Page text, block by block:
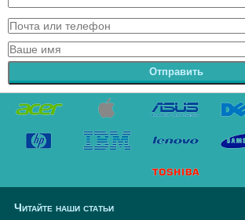
Отправить
Читайте наши статьи